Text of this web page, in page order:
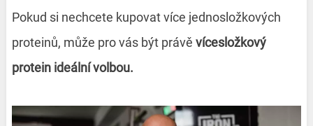
Pokud si nechcete kupovat více jednosložkových
proteinů, může pro vás být právě vícesložkový
protein ideální volbou.